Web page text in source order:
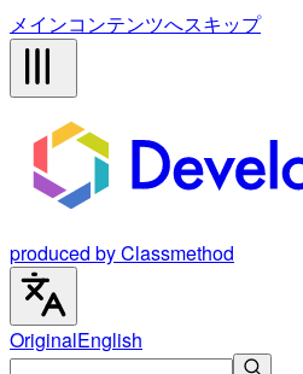
メインコンテンツへスキップ
produced by Classmethod
OriginalEnglish